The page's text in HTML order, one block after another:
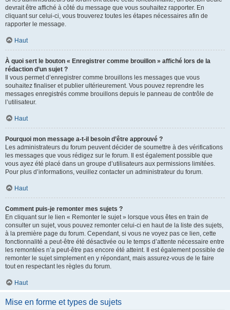
devrait être affiché à côté du message que vous souhaitez rapporter. En
cliquant sur celui-ci, vous trouverez toutes les étapes nécessaires afin de
rapporter le message.
Haut
À quoi sert le bouton « Enregistrer comme brouillon » affiché lors de la
rédaction d’un sujet ?
Il vous permet d’enregistrer comme brouillons les messages que vous
souhaitez finaliser et publier ultérieurement. Vous pouvez reprendre les
messages enregistrés comme brouillons depuis le panneau de contrôle de
l’utilisateur.
Haut
Pourquoi mon message a-t-il besoin d’être approuvé ?
Les administrateurs du forum peuvent décider de soumettre à des vérifications
les messages que vous rédigez sur le forum. Il est également possible que
vous ayez été placé dans un groupe d’utilisateurs aux permissions limitées.
Pour plus d’informations, veuillez contacter un administrateur du forum.
Haut
Comment puis-je remonter mes sujets ?
En cliquant sur le lien « Remonter le sujet » lorsque vous êtes en train de
consulter un sujet, vous pouvez remonter celui-ci en haut de la liste des sujets,
à la première page du forum. Cependant, si vous ne voyez pas ce lien, cette
fonctionnalité a peut-être été désactivée ou le temps d’attente nécessaire entre
les remontées n’a peut-être pas encore été atteint. Il est également possible de
remonter le sujet simplement en y répondant, mais assurez-vous de le faire
tout en respectant les règles du forum.
Haut
Mise en forme et types de sujets